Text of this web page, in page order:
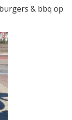
& bbq op